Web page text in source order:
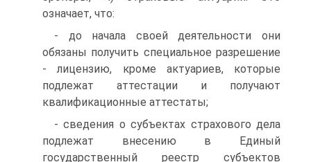
означает, что:
- до начала своей деятельности они
обязаны получить специальное разрешение
- лицензию, кроме актуариев, которые
подлежат аттестации и получают
квалификационные аттестаты;
- сведения о субъектах страхового дела
подлежат внесению в Единый
государственный реестр субъектов